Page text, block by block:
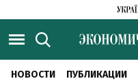
НОВОСТИ ПУБЛИКАЦИИ